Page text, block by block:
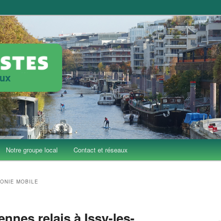
les-Moulineaux
Notre groupe local Contact et réseaux
MOBILE